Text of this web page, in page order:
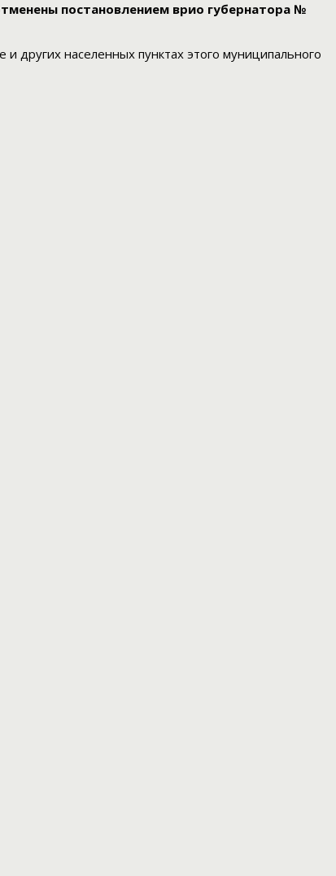
постановлением врио губернатора №
других населенных пунктах этого муниципального